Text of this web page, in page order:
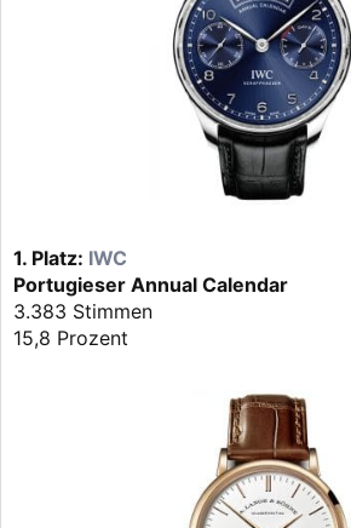
1. Platz: IWC
Portugieser Annual Calendar
3.383 Stimmen
15,8 Prozent